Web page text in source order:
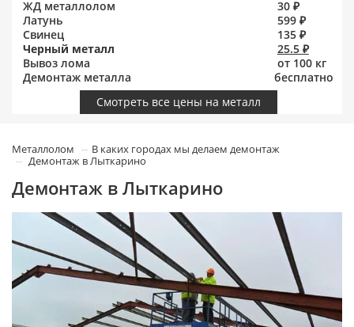
ЖД металлолом
30 ₽
Латунь
599 ₽
Свинец
135 ₽
Черный металл
25.5 ₽
Вывоз лома
от 100 кг
Демонтаж металла
бесплатно
Смотреть все цены на металл
Металлолом
В каких городах мы делаем демонтаж
Демонтаж в Лыткарино
Демонтаж в Лыткарино